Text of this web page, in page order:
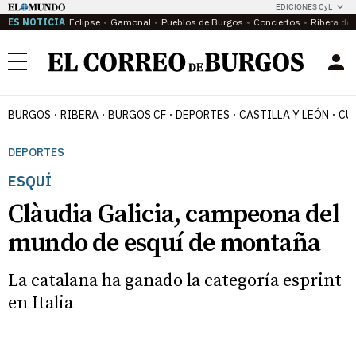
EDICIONES CyL
ES NOTICIA Eclipse Gamonal Pueblos de Burgos Conciertos Ribera del
Menú
BURGOS RIBERA BURGOS CF DEPORTES CASTILLA Y LEÓN
DEPORTES
ESQUÍ
Clàudia Galicia, campeona del
mundo de esquí de montaña
La catalana ha ganado la categoría esprint
en Italia